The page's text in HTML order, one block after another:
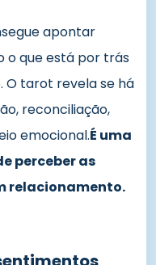
apontar
o que está por trás
tarot revela se há
reconciliação,
emocional.É uma
perceber as
relacionamento.